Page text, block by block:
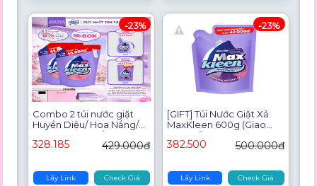
Combo 2 túi nước giặt
Huyền Diệu/ Hoa Nắng/
Vườn Sớm Mai / Thiên
Nhiên 3.8kg
328.185 429.000đ
Lấy Link Check Giá
-23%
[GIFT] Túi Nước Giặt Xả
MaxKleen 600g (Giao
mùi ngẫu nhiên)
382.500 500.000đ
Lấy Link Check Giá
-23%